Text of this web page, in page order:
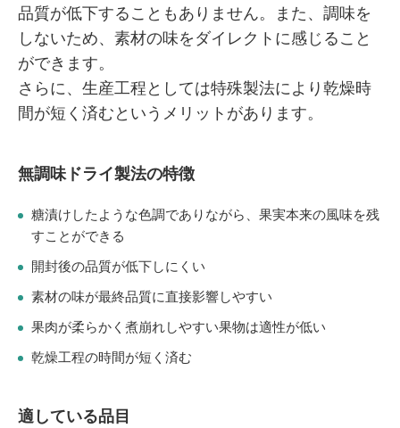
品質が低下することもありません。また、調味を
しないため、素材の味をダイレクトに感じること
ができます。
さらに、生産工程としては特殊製法により乾燥時
間が短く済むというメリットがあります。
無調味ドライ製法の特徴
糖漬けしたような色調でありながら、果実本来の風味を残
すことができる
開封後の品質が低下しにくい
素材の味が最終品質に直接影響しやすい
果肉が柔らかく煮崩れしやすい果物は適性が低い
乾燥工程の時間が短く済む
適している品目